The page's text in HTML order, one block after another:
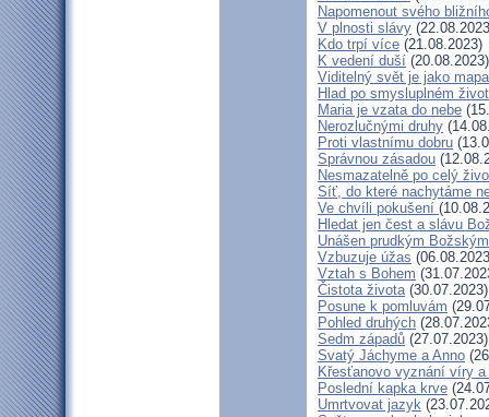
Napomenout svého
V plnosti slávy
Kdo trpí více (21.08.2023)
K vedení duší (20.08.2023)
Viditelný svět je jako mapa
Hlad po smysluplném
Maria je vzata do nebe
Nerozlučnými druhy
Proti vlastnímu dobru
Správnou zásadou
Nesmazatelně po celý
Síť, do které nachytáme
Ve chvíli pokušení
Hledat jen čest a slávu
Unášen prudkým
Vzbuzuje úžas
Vztah s Bohem
Čistota života(30.07.2023)
Posune k pomluvám
Pohled druhých
Sedm západů (27.07.2023)
Svatý Jáchyme a Anno
Křesťanovo vyznání víry
Poslední kapka krve
Umrtvovat jazyk